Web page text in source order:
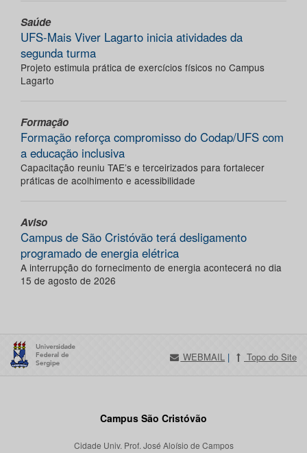
Saúde
UFS-Mais Viver Lagarto inicia atividades da
segunda turma
Projeto estimula prática de exercícios físicos no Campus
Lagarto
Formação
Formação reforça compromisso do Codap/UFS com
a educação inclusiva
Capacitação reuniu TAE’s e terceirizados para fortalecer
práticas de acolhimento e acessibilidade
Aviso
Campus de São Cristóvão terá desligamento
programado de energia elétrica
A interrupção do fornecimento de energia acontecerá no dia
15 de agosto de 2026
WEBMAIL | Topo do Site
Campus São Cristóvão
Cidade Univ. Prof. José Aloísio de Campos